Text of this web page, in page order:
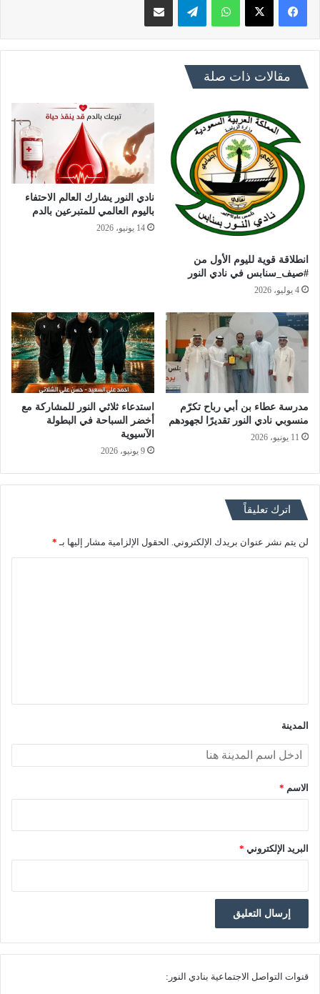
مقالات ذات صلة
انطلاقة قوية لليوم الأول من
#صيف_سنابس في نادي النور
4 يوليو، 2026
نادي النور يشارك العالم الاحتفاء
باليوم العالمي للمتبرعين بالدم
14 يونيو، 2026
مدرسة عطاء بن أبي رباح تكرّم
منسوبي نادي النور تقديرًا لجهودهم
11 يونيو، 2026
استدعاء ثلاثي النور للمشاركة مع
أخضر السباحة في البطولة
الآسيوية
9 يونيو، 2026
اترك تعليقاً
لن يتم نشر عنوان بريدك الإلكتروني. الحقول الإلزامية مشار إليها بـ *
المدينة
الاسم *
البريد الإلكتروني *
قنوات التواصل الاجتماعية بنادي النور: